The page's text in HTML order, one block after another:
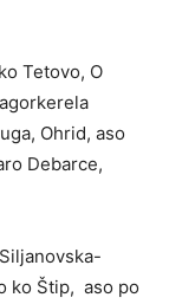
Tetovo, O
Ohrid, aso
Debarce,
ko Štip, aso po